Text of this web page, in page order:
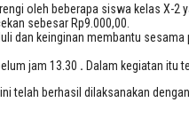
oleh beberapa siswa kelas X-
sebesar Rp9.000,00.
dan keinginan membantu
jam 13.30 . Dalam kegiatan itu
telah berhasil dilaksanakan